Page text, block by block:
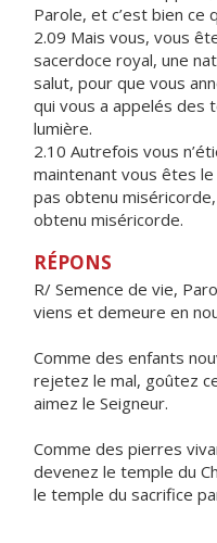
Parole, et c’est bien ce
2.09 Mais vous, vous
sacerdoce royal, une
salut, pour que vous
qui vous a appelés des
lumière.
2.10 Autrefois vous
maintenant vous êtes le
pas obtenu
obtenu miséricorde.
RÉPONS
R/ Semence de vie,
viens et demeure en
Comme des enfants
rejetez le mal, goûtez
aimez le Seigneur.
Comme des pierres
devenez le temple du
le temple du sacrifice